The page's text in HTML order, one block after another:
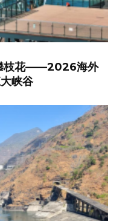
枝花——2026海外
峡谷